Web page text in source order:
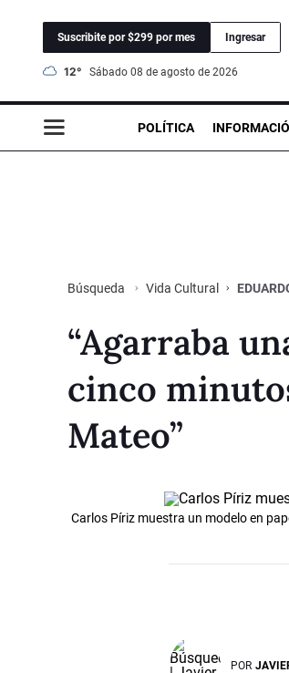
Suscribite por $299 por mes Ingresar
12° sábado 08 de agosto de 2026
POLÍTICA
Búsqueda Vida Cultural
“Agarraba
cinco
Mateo”
Carlos Píriz muestra un modelo en
POR